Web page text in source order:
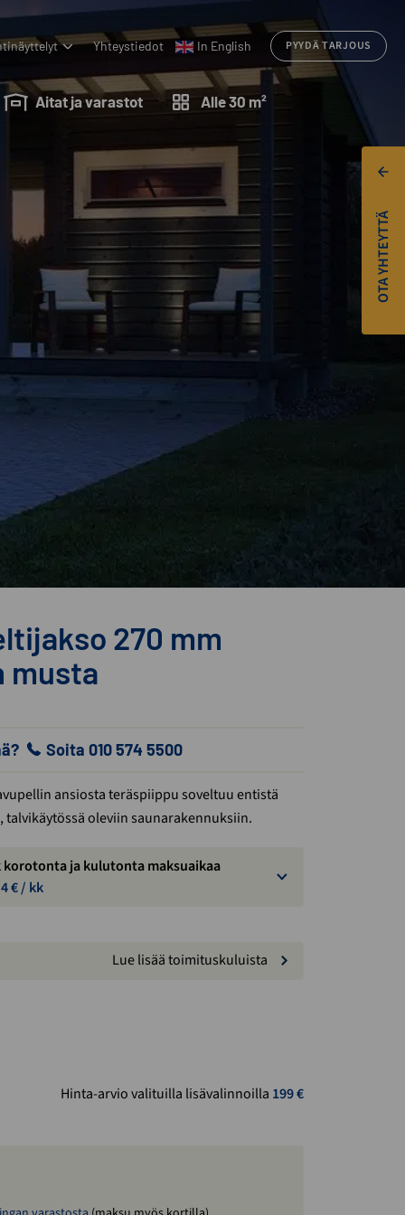
Aitat ja varastot Alle 30 m²
Yhteystiedot In English PYYDÄ TARJOUS
270 mm
musta
Soita 010 574 5500
ansiosta teräspiippu soveltuu entistä
oleviin saunarakennuksiin.
korotonta ja kulutonta maksuaikaa
4€ / kk
Lue lisää toimituskuluista
Hinta-arvio valituilla lisävalinnoilla 199€
OTA YHTEYTTÄ